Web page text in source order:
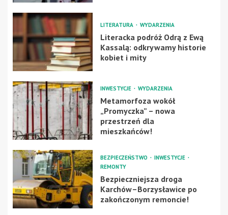
LITERATURA WYDARZENIA
Literacka podróż Odrą z Ewą
Kassalą: odkrywamy historie
kobiet i mity
INWESTYCJE WYDARZENIA
Metamorfoza wokół
„Promyczka” – nowa
przestrzeń dla
mieszkańców!
BEZPIECZEŃSTWO
INWESTYCJE
REMONTY
Bezpieczniejsza droga
Karchów–Borzysławice po
zakończonym remoncie!